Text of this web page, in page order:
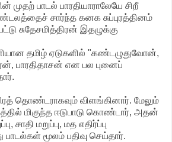
முதற் பாடல் பாரதியாராலேயே சிறீ
சார்ந்த கனக சுப்புரத்தினம்
சுதேசமித்திரன் இதழுக்கு
தமிழ் ஏடுகளில் "கண்டழுதுவோன்,
பாரதிதாசன் என பல புனைப்
தொண்டராகவும் விளங்கினார். மேலும்
மிகுந்த ஈடுபாடு கொண்டார், அதன்
சாதி மறுப்பு, மத எதிர்ப்பு
மூலம் பதிவு செய்தார்.